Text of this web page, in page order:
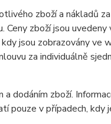
zboží a nákladů za
zboží jsou uvedeny
jsou zobrazovány ve
za individuálně
dodáním zboží.
pouze v případech, kdy